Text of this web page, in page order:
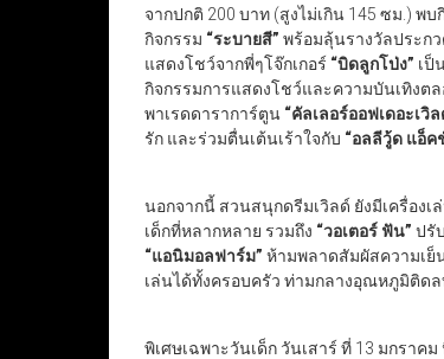
จากปกติ 200 บาท (สูงไม่เกิน 145 ซม.) พ
กิจกรรม “ระบายสี” พร้อมลุ้นรางวัลประก
แสดงโชว์จากพี่ๆโจ๊กเกอร์ “บิดลูกโป่ง” เป็
กิจกรรมการแสดงโชว์และความบันเทิง
พาเรดดาราการ์ตูน “คัลเลอร์ออฟเดอะเวิล
รัก และร่วมตื่นเต้นเร้าใจกับ “อลลีวู้ด แอ็ค
นอกจากนี้ สวนสนุกดรีมเวิลด์ ยังมีเครื่อง
เด็กที่หลากหลาย รวมถึง “วอเตอร์ ฟัน” ปรั
“แอนิมอลฟาร์ม” ห้ามพลาดสัมผัสความเย็
เล่นได้ทั้งครอบครัว ท่ามกลางอุณหภูมิติดล
พิเศษเฉพาะวันเด็ก วันเสาร์ ที่ 13 มกราค